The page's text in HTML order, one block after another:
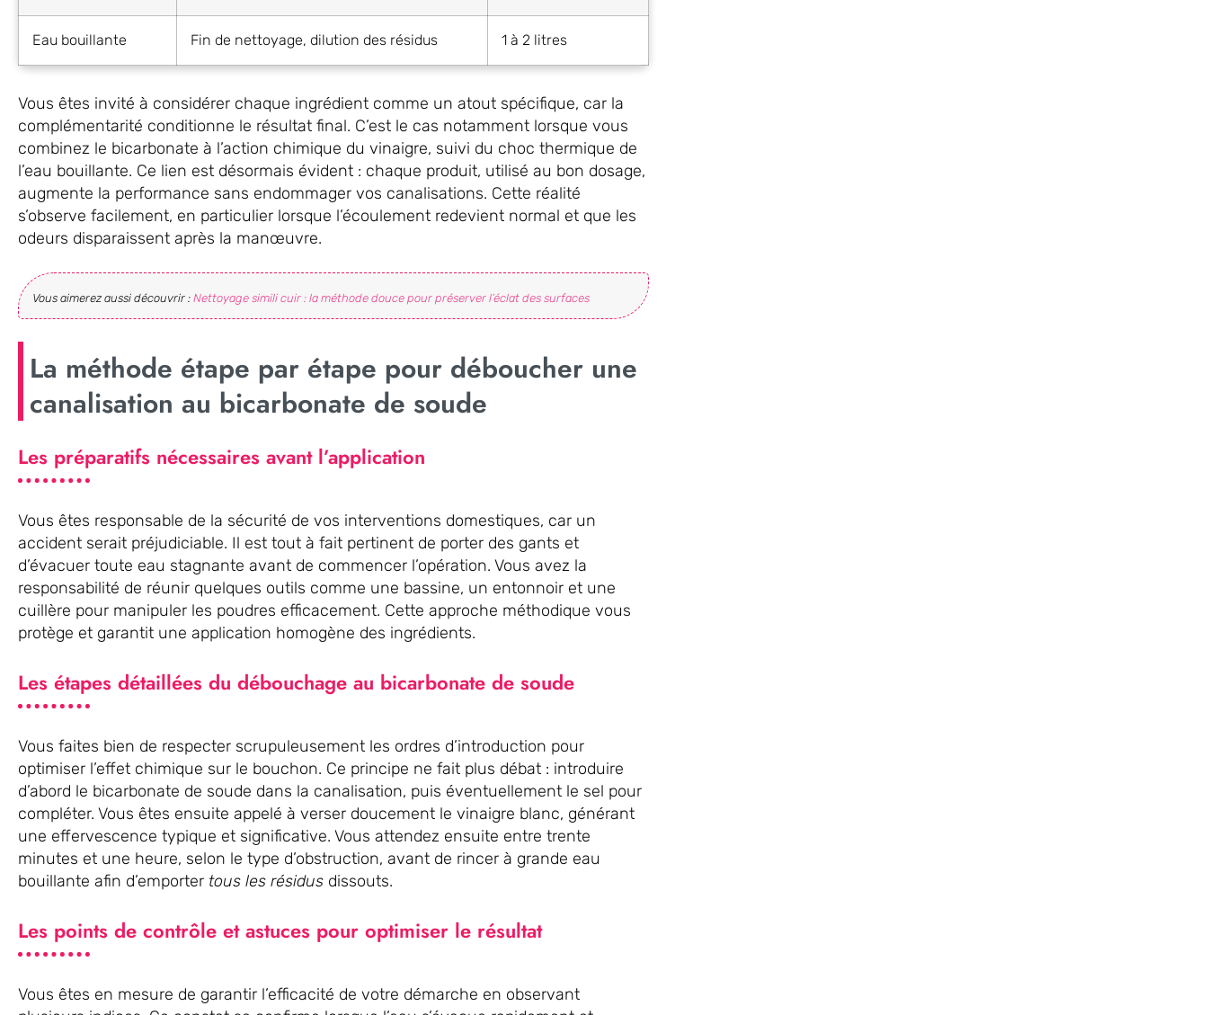
Eau bouillante Fin de nettoyage, dilution des résidus 1 à 2 litres
Vous êtes invité à considérer chaque ingrédient comme un atout spécifique, car la
complémentarité conditionne le résultat final. C’est le cas notamment lorsque vous
combinez le bicarbonate à l’action chimique du vinaigre, suivi du choc thermique de
l’eau bouillante. Ce lien est désormais évident : chaque produit, utilisé au bon dosage,
augmente la performance sans endommager vos canalisations. Cette réalité
s’observe facilement, en particulier lorsque l’écoulement redevient normal et que les
odeurs disparaissent après la manœuvre.
Vous aimerez aussi découvrir : Nettoyage simili cuir : la méthode douce pour préserver l’éclat des surfaces
La méthode étape par étape pour déboucher une
canalisation au bicarbonate de soude
Les préparatifs nécessaires avant l’application
Vous êtes responsable de la sécurité de vos interventions domestiques, car un
accident serait préjudiciable. Il est tout à fait pertinent de porter des gants et
d’évacuer toute eau stagnante avant de commencer l’opération. Vous avez la
responsabilité de réunir quelques outils comme une bassine, un entonnoir et une
cuillère pour manipuler les poudres efficacement. Cette approche méthodique vous
protège et garantit une application homogène des ingrédients.
Les étapes détaillées du débouchage au bicarbonate de soude
Vous faites bien de respecter scrupuleusement les ordres d’introduction pour
optimiser l’effet chimique sur le bouchon. Ce principe ne fait plus débat : introduire
d’abord le bicarbonate de soude dans la canalisation, puis éventuellement le sel pour
compléter. Vous êtes ensuite appelé à verser doucement le vinaigre blanc, générant
une effervescence typique et significative. Vous attendez ensuite entre trente
minutes et une heure, selon le type d’obstruction, avant de rincer à grande eau
bouillante afin d’emporter tous les résidus dissouts.
Les points de contrôle et astuces pour optimiser le résultat
Vous êtes en mesure de garantir l’efficacité de votre démarche en observant